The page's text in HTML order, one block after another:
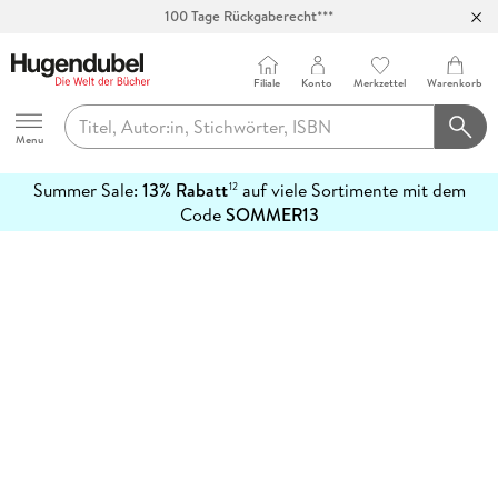
100 Tage Rückgaberecht***
Hugendubel
Menu
Filiale Konto Merkzettel Warenkorb
Summer Sale: 13% Rabatt12auf viele Sortimente mit dem
CodeSOMMER13
erfahren